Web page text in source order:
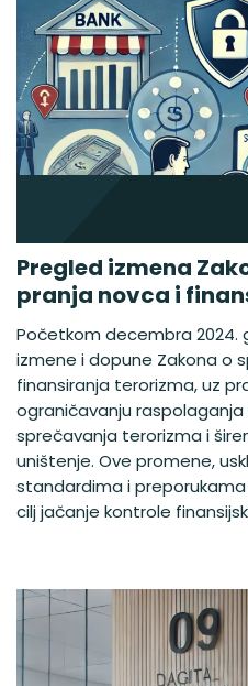
Pregled izmena
pranja novca i
Početkom decembra 2024.
izmene i dopune Zakona o
finansiranja terorizma, uz
ograničavanju raspolaganja
sprečavanja terorizma i
uništenje. Ove promene,
standardima i preporukama
cilj jačanje kontrole